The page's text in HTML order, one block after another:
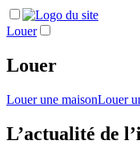
Louer
Louer
Louer une maisonLouer
L’actualité de